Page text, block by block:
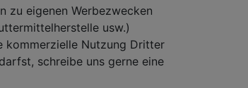
zu eigenen Werbezwecken
usw.)
kommerzielle Nutzung Dritter
schreibe uns gerne eine